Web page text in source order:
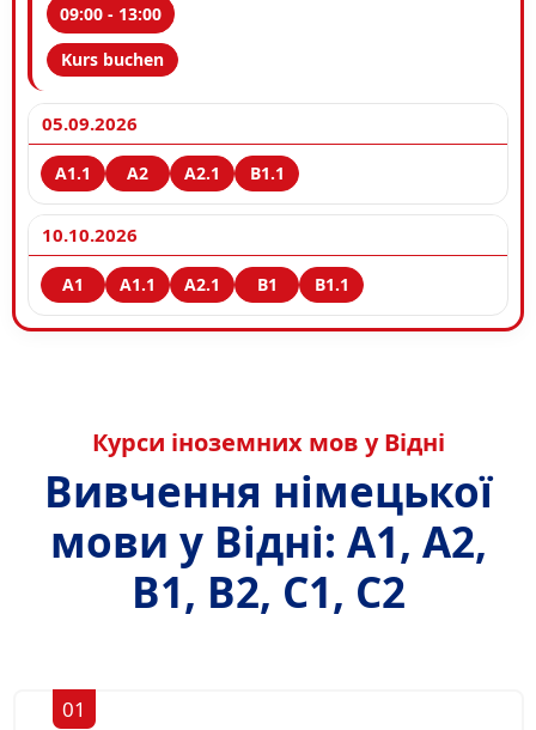
09:00 - 13:00
Kurs buchen
05.09.2026
10.10.2026
Курси іноземних мов у Відні
Вивчення німецької
мови у Відні: A1, A2,
B1, B2, C1, C2
01